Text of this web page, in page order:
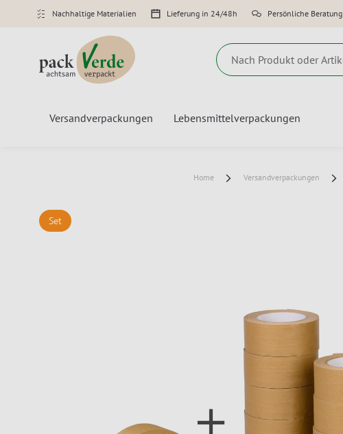
Nachhaltige Materialien Lieferung in 24/48h Persönliche Beratung
Versandverpackungen Lebensmittelverpackungen
Home Versandverpackungen
Set